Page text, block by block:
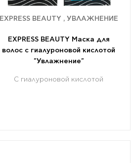
EXPRESS BEAUTY , УВЛАЖНЕНИЕ
EXPRESS BEAUTY Маска для
волос с гиалуроновой кислотой
"Увлажнение"
С гиалуроновой кислотой